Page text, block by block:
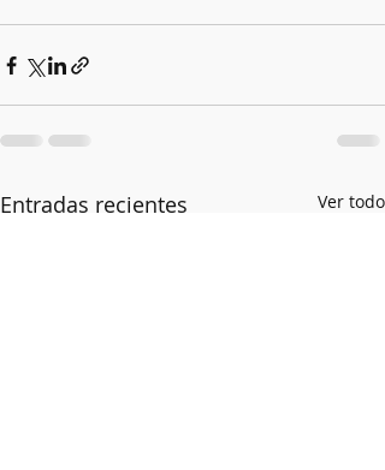
Entradas recientes Ver todo